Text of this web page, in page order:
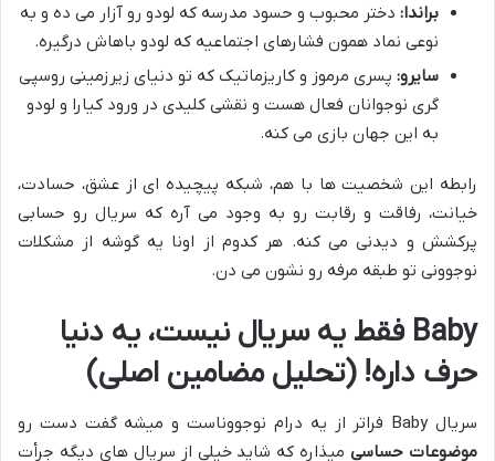
براندا: دختر محبوب و حسود مدرسه که لودو رو آزار می ده و به
نوعی نماد همون فشارهای اجتماعیه که لودو باهاش درگیره.
سایرو: پسری مرموز و کاریزماتیک که تو دنیای زیرزمینی روسپی
گری نوجوانان فعال هست و نقشی کلیدی در ورود کیارا و لودو
به این جهان بازی می کنه.
رابطه این شخصیت ها با هم، شبکه پیچیده ای از عشق، حسادت،
خیانت، رفاقت و رقابت رو به وجود می آره که سریال رو حسابی
پرکشش و دیدنی می کنه. هر کدوم از اونا یه گوشه از مشکلات
نوجوونی تو طبقه مرفه رو نشون می دن.
Baby فقط یه سریال نیست، یه دنیا
حرف داره! (تحلیل مضامین اصلی)
سریال Baby فراتر از یه درام نوجووناست و میشه گفت دست رو
موضوعات حساسیمیذاره که شاید خیلی از سریال های دیگه جرأت